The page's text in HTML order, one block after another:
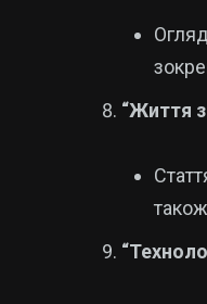
“Життя з